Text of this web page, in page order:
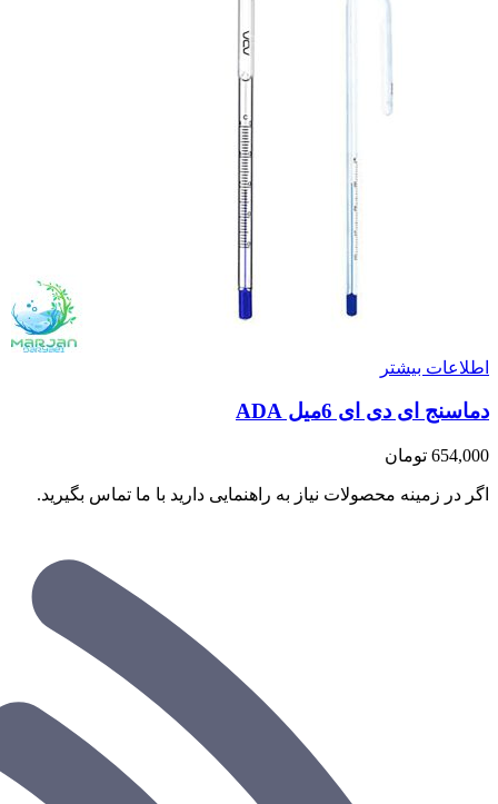
اطلاعات بیشتر
دماسنج ای دی ای 6میل ADA
654,000 تومان
اگر در زمینه محصولات نیاز به راهنمایی دارید با ما تماس بگیرید.